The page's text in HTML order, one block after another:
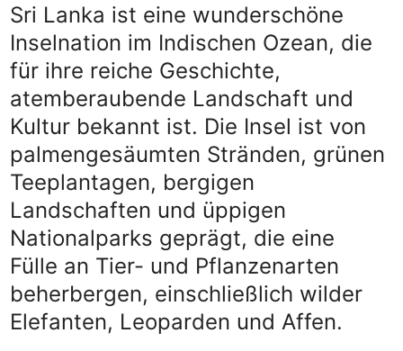
Sri Lanka ist eine wunderschöne
Inselnation im Indischen Ozean, die
für ihre reiche Geschichte,
atemberaubende Landschaft und
Kultur bekannt ist. Die Insel ist von
palmengesäumten Stränden, grünen
Teeplantagen, bergigen
Landschaften und üppigen
Nationalparks geprägt, die eine
Fülle an Tier- und Pflanzenarten
beherbergen, einschließlich wilder
Elefanten, Leoparden und Affen.